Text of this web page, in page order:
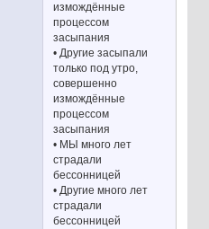
измождённые
процессом
засыпания
• Другие засыпали
только под утро,
совершенно
измождённые
процессом
засыпания
• МЫ много лет
страдали
бессонницей
• Другие много лет
страдали
бессонницей